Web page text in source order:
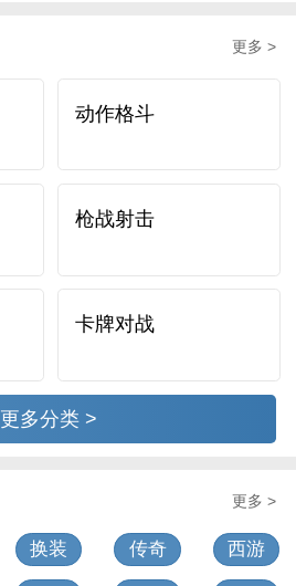
更多 >
动作格斗
枪战射击
卡牌对战
更多分类 >
更多 >
换装 传奇 西游